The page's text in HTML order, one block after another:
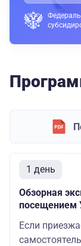
1 день
Обзорная
посещением
Если